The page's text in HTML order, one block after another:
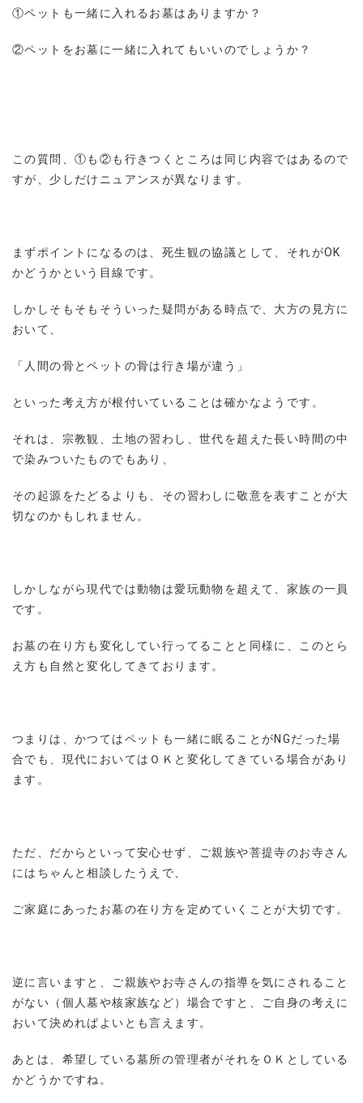
①ペットも一緒に入れるお墓はありますか？
②ペットをお墓に一緒に入れてもいいのでしょうか？
この質問、①も②も行きつくところは同じ内容ではあるので
すが、少しだけニュアンスが異なります。
まずポイントになるのは、死生観の協議として、それがOK
かどうかという目線です。
しかしそもそもそういった疑問がある時点で、大方の見方に
おいて、
「人間の骨とペットの骨は行き場が違う」
といった考え方が根付いていることは確かなようです。
それは、宗教観、土地の習わし、世代を超えた長い時間の中
で染みついたものでもあり、
その起源をたどるよりも、その習わしに敬意を表すことが大
切なのかもしれません。
しかしながら現代では動物は愛玩動物を超えて、家族の一員
です。
お墓の在り方も変化してい行ってることと同様に、このとら
え方も自然と変化してきております。
つまりは、かつてはペットも一緒に眠ることがNGだった場
合でも、現代においてはＯＫと変化してきている場合があり
ます。
ただ、だからといって安心せず、ご親族や菩提寺のお寺さん
にはちゃんと相談したうえで、
ご家庭にあったお墓の在り方を定めていくことが大切です。
逆に言いますと、ご親族やお寺さんの指導を気にされること
がない（個人墓や核家族など）場合ですと、ご自身の考えに
おいて決めればよいとも言えます。
あとは、希望している墓所の管理者がそれをＯＫとしている
かどうかですね。